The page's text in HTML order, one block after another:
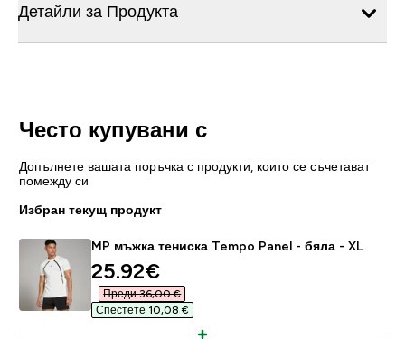
Детайли за Продукта
Често купувани с
Допълнете вашата поръчка с продукти, които се съчетават
помежду си
Избран текущ продукт
MP мъжка тениска Tempo Panel - бяла - XL
discounted price
25.92€‎
Преди 36,00 €‎
Спестете 10,08 €‎